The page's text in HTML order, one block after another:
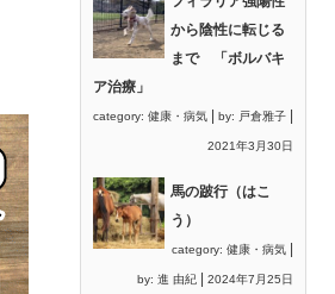
から陰性に転じる
まで 「ボルバキ
ア治療」
category: 健康・病気 by: 戸倉雅子
2021年3月30日
馬の跛行（はこ
う）
category: 健康・病気
by: 進 由紀 2024年7月25日